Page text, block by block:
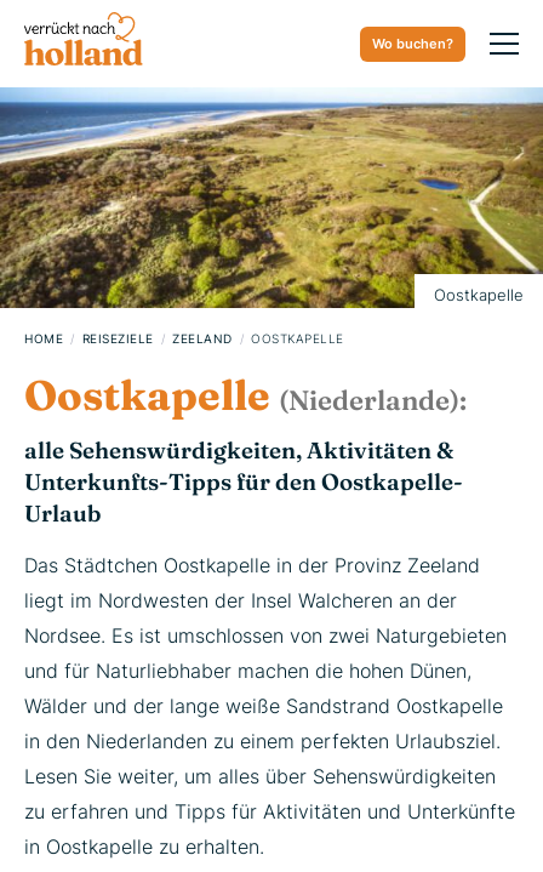
Wo buchen?
Oostkapelle
HOME REISEZIELE ZEELAND OOSTKAPELLE
Oostkapelle (Niederlande):
alle Sehenswürdigkeiten, Aktivitäten &
Unterkunfts-Tipps für den Oostkapelle-
Urlaub
Das Städtchen Oostkapelle in der Provinz Zeeland
liegt im Nordwesten der Insel Walcheren an der
Nordsee. Es ist umschlossen von zwei Naturgebieten
und für Naturliebhaber machen die hohen Dünen,
Wälder und der lange weiße Sandstrand Oostkapelle
in den Niederlanden zu einem perfekten Urlaubsziel.
Lesen Sie weiter, um alles über Sehenswürdigkeiten
zu erfahren und Tipps für Aktivitäten und Unterkünfte
in Oostkapelle zu erhalten.
01. AUGUST 2023